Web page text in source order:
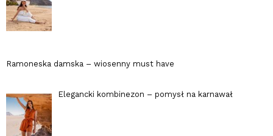
Ramoneska damska – wiosenny must have
Elegancki kombinezon – pomysł na karnawał